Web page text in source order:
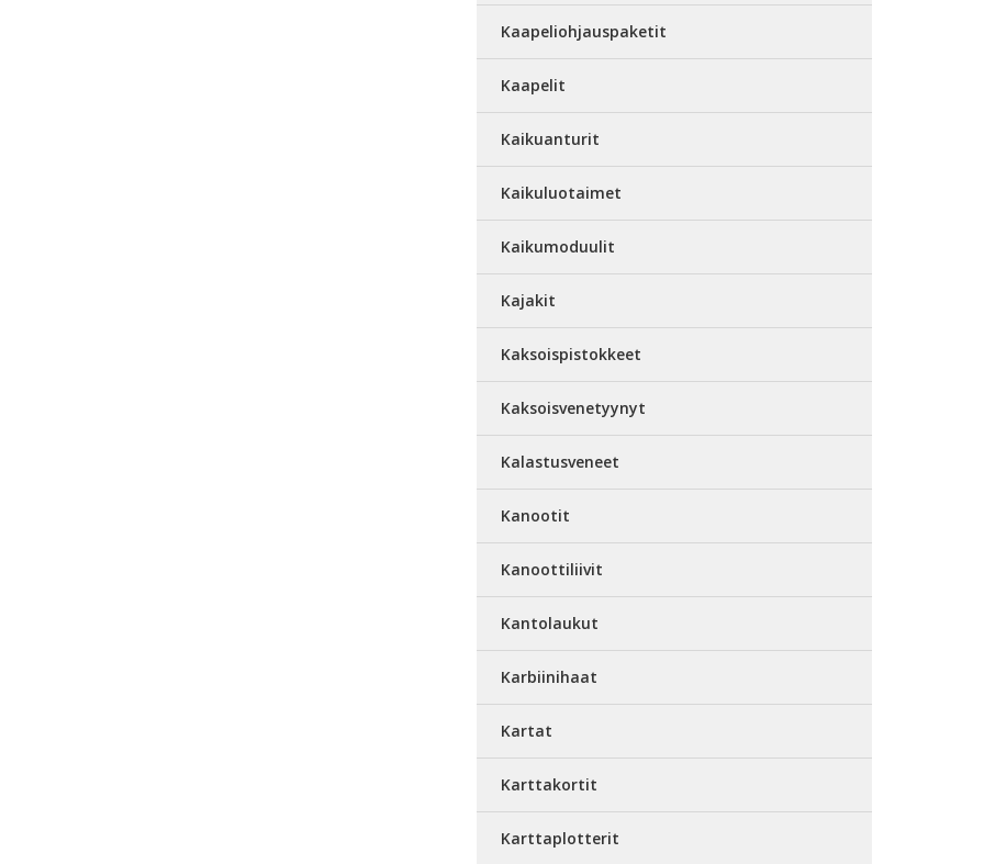
Kaapeliohjauspaketit
Kaapelit
Kaikuanturit
Kaikuluotaimet
Kaikumoduulit
Kajakit
Kaksoispistokkeet
Kaksoisvenetyynyt
Kalastusveneet
Kanootit
Kanoottiliivit
Kantolaukut
Karbiinihaat
Kartat
Karttakortit
Karttaplotterit